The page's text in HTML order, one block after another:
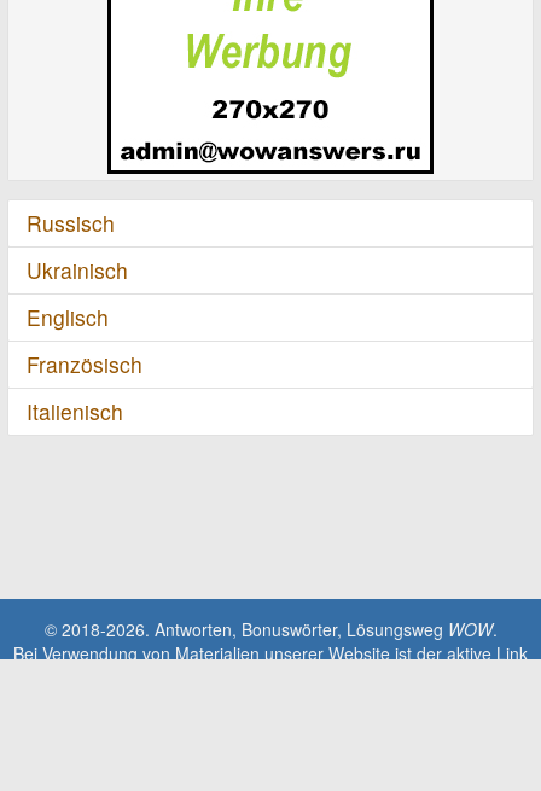
Russisch
Ukrainisch
Englisch
Französisch
Italienisch
© 2018-2026. Antworten, Bonuswörter, Lösungsweg WOW.
Bei Verwendung von Materialien unserer Website ist der aktive Link